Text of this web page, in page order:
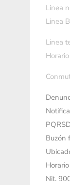
Linea
Linea
Linea
Buzón
Nit.